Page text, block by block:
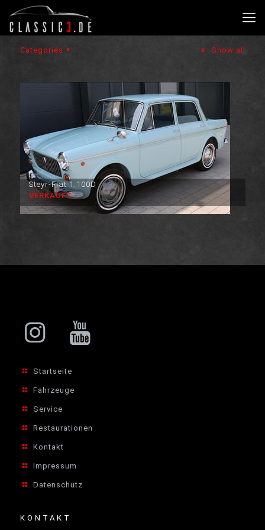
Categories Show all
Steyr-Fiat 1.100D
VERKAUFT
Startseite
Fahrzeuge
Service
Restaurationen
Kontakt
Impressum
Datenschutz
KONTAKT